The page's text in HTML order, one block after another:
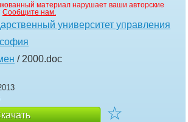
материал нарушает ваши авторские
Сообщите нам.
университет управления
/ 2000.doc
☆